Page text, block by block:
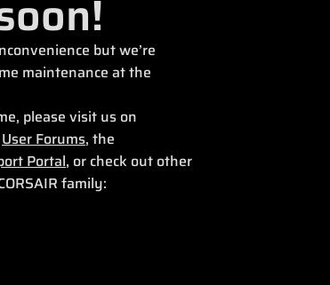
but we’re
maintenance at the
please visit us on
User Forums, the
Portal, or check out other
family: